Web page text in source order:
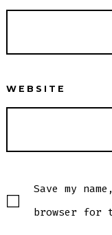
WEBSITE
Save my
browser for